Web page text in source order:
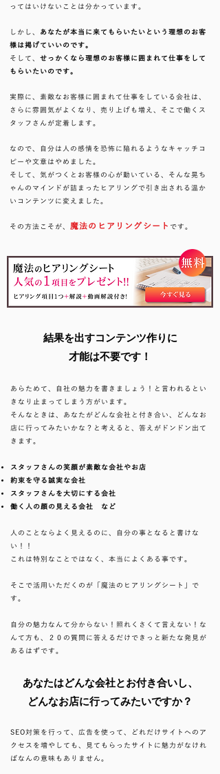
ってはいけないことは分かっています。
しかし、 あなたが本当に来てもらいたいという理想のお客
様は掲げていいのです。
そして、 せっかくなら理想のお客様に囲まれて仕事をして
もらいたいのです。
実際に、素敵なお客様に囲まれて仕事をしている会社は、
さらに雰囲気がよくなり、売り上げも増え、そこで働くス
タッフさんが定着します。
なので、自分は人の感情を恐怖に陥れるようなキャッチコ
ピーや文章はやめました。
そして、気がつくとお客様の心が動いている、そんな晃ち
ゃんのマインドが詰まったヒアリングで引き出される温か
いコンテンツに変えました。
​その方法こそが、 魔法のヒアリングシート です。​​
結果を出すコンテンツ作りに
才能は不要です！
あらためて、自社の魅力を書きましょう！と言われるとい
きなり止まってしまう方がいます。
そんなときは、あなたがどんな会社と付き合い、どんなお
店に行ってみたいかな？と考えると、答えがドンドン出て
きます。
スタッフさんの笑顔が素敵な会社やお店
約束を守る誠実な会社
スタッフさんを大切にする会社
働く人の顔の見える会社 など
人のことならよく見えるのに、自分の事となると書けな
い！！
​これは特別なことではなく、本当によくある事です。
そこで活用いただくのが「魔法のヒアリングシート」で
す。
​自分の魅力なんて分からない！照れくさくて言えない！な
んて方も、２０の質問に答えるだけできっと新たな発見が
あるはずです。
あなたはどんな会社とお付き合いし、
どんなお店に行ってみたいですか？
SEO対策を行って、広告を使って、どれだけサイトへのア
クセスを増やしても、見てもらったサイトに魅力がなけれ
ばなんの意味もありません。